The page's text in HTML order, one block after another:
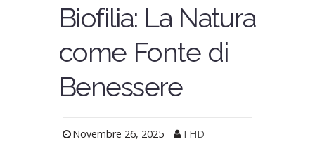
Biofilia: La Natura
come Fonte di
Benessere
Novembre 26, 2025
THD